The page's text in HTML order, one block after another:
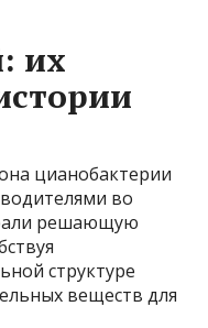
их
цианобактерии
во
решающую
структуре
веществ для